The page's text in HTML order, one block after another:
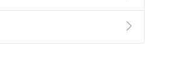
，「非以有形媒介提供之數位